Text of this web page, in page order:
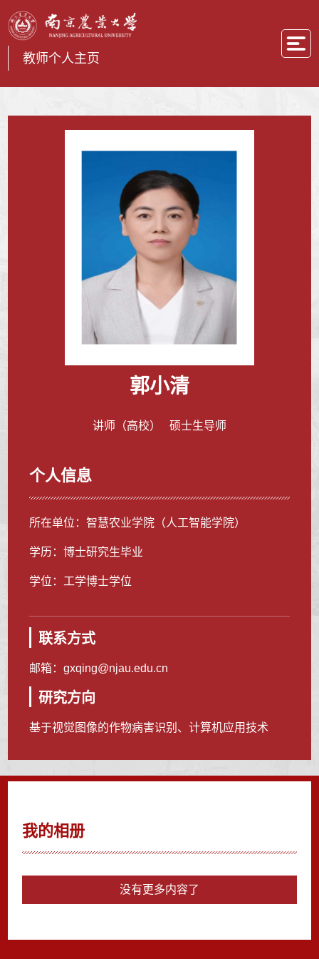
教师个人主页
郭小清
讲师（高校） 硕士生导师
个人信息
所在单位：智慧农业学院（人工智能学院）
学历：博士研究生毕业
学位：工学博士学位
联系方式
邮箱：gxqing@njau.edu.cn
研究方向
基于视觉图像的作物病害识别、计算机应用技术
我的相册
没有更多内容了